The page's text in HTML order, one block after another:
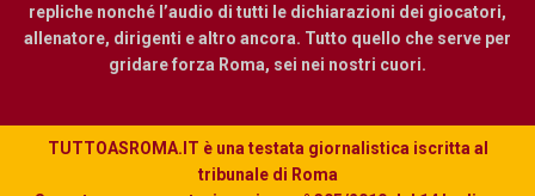
repliche nonché l’audio di tutti le dichiarazioni dei giocatori,
allenatore, dirigenti e altro ancora. Tutto quello che serve per
gridare forza Roma, sei nei nostri cuori.
TUTTOASROMA.IT è una testata giornalistica iscritta al
tribunale di Roma